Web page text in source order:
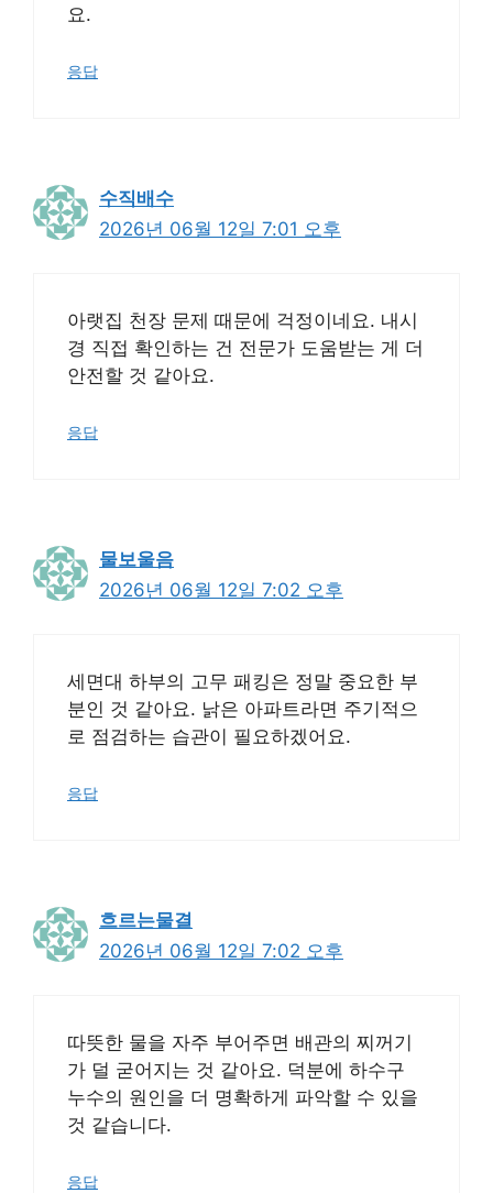
요.
응답
수직배수
2026년 06월 12일 7:01 오후
아랫집 천장 문제 때문에 걱정이네요. 내시
경 직접 확인하는 건 전문가 도움받는 게 더
안전할 것 같아요.
응답
물보울음
2026년 06월 12일 7:02 오후
세면대 하부의 고무 패킹은 정말 중요한 부
분인 것 같아요. 낡은 아파트라면 주기적으
로 점검하는 습관이 필요하겠어요.
응답
흐르는물결
2026년 06월 12일 7:02 오후
따뜻한 물을 자주 부어주면 배관의 찌꺼기
가 덜 굳어지는 것 같아요. 덕분에 하수구
누수의 원인을 더 명확하게 파악할 수 있을
것 같습니다.
응답